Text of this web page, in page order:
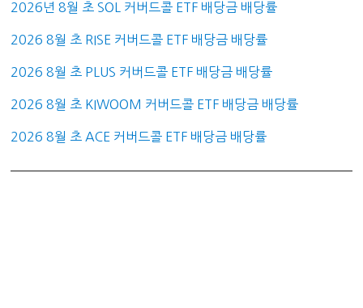
2026년 8월 초 SOL 커버드콜 ETF 배당금 배당률
2026 8월 초 RISE 커버드콜 ETF 배당금 배당률
2026 8월 초 PLUS 커버드콜 ETF 배당금 배당률
2026 8월 초 KIWOOM 커버드콜 ETF 배당금 배당률
2026 8월 초 ACE 커버드콜 ETF 배당금 배당률